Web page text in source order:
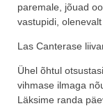
paremale, jõuad
vastupidi,
Las Canterase
Ühel õhtul
vihmase ilmaga
Läksime randa